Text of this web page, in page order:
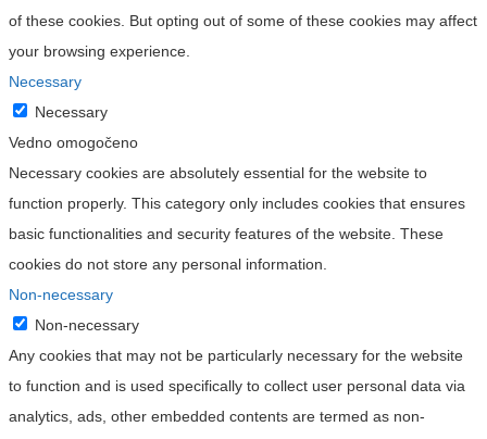
of these cookies. But opting out of some of these cookies may affect
your browsing experience.
Necessary
Necessary
Vedno omogočeno
Necessary cookies are absolutely essential for the website to
function properly. This category only includes cookies that ensures
basic functionalities and security features of the website. These
cookies do not store any personal information.
Non-necessary
Non-necessary
Any cookies that may not be particularly necessary for the website
to function and is used specifically to collect user personal data via
analytics, ads, other embedded contents are termed as non-